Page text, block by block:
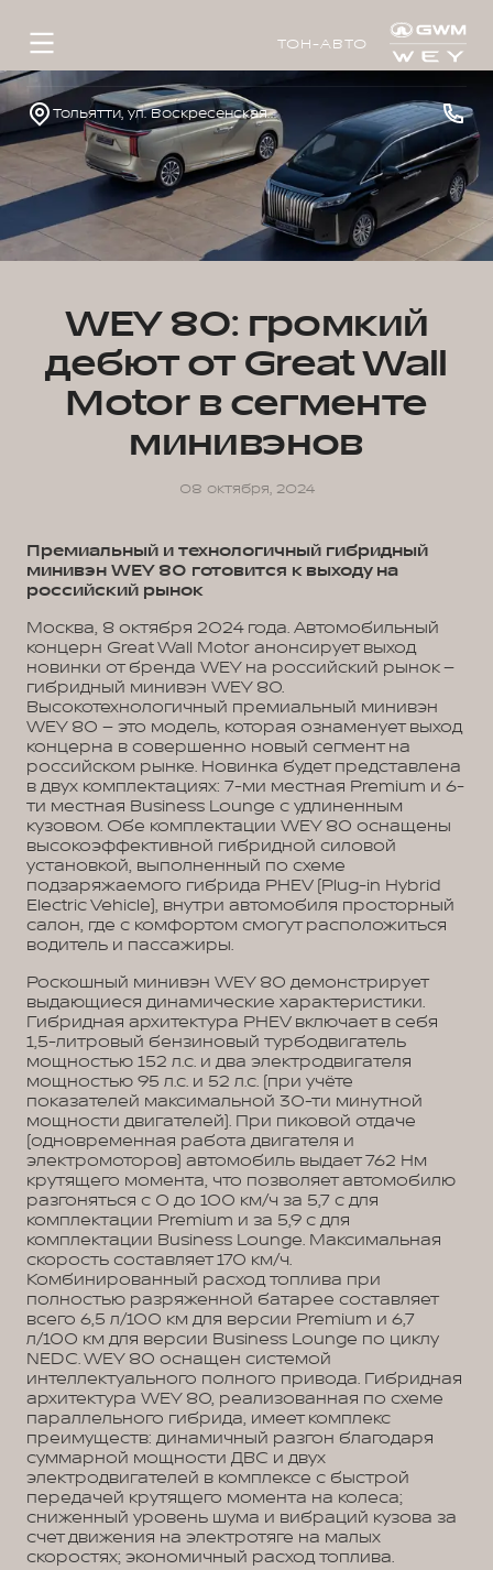
ТОН-АВТО
Тольятти, ул. Воскресенская, д. 16, стр. 1
WEY 80: громкий
дебют от Great Wall
Motor в сегменте
минивэнов
08 октября, 2024
Премиальный и технологичный гибридный
минивэн WEY 80 готовится к выходу на
российский рынок
Москва, 8 октября 2024 года. Автомобильный
концерн Great Wall Motor анонсирует выход
новинки от бренда WEY на российский рынок –
гибридный минивэн WEY 80.
Высокотехнологичный премиальный минивэн
WEY 80 – это модель, которая ознаменует выход
концерна в совершенно новый сегмент на
российском рынке. Новинка будет представлена
в двух комплектациях: 7-ми местная Premium и 6-
ти местная Business Lounge с удлиненным
кузовом. Обе комплектации WEY 80 оснащены
высокоэффективной гибридной силовой
установкой, выполненный по схеме
подзаряжаемого гибрида PHEV (Plug-in Hybrid
Electric Vehicle), внутри автомобиля просторный
салон, где с комфортом смогут расположиться
водитель и пассажиры.
Роскошный минивэн WEY 80 демонстрирует
выдающиеся динамические характеристики.
Гибридная архитектура PHEV включает в себя
1,5-литровый бензиновый турбодвигатель
мощностью 152 л.с. и два электродвигателя
мощностью 95 л.с. и 52 л.с. (при учёте
показателей максимальной 30-ти минутной
мощности двигателей). При пиковой отдаче
(одновременная работа двигателя и
электромоторов) автомобиль выдает 762 Нм
крутящего момента, что позволяет автомобилю
разгоняться с 0 до 100 км/ч за 5,7 с для
комплектации Premium и за 5,9 с для
комплектации Business Lounge. Максимальная
скорость составляет 170 км/ч.
Комбинированный расход топлива при
полностью разряженной батарее составляет
всего 6,5 л/100 км для версии Premium и 6,7
л/100 км для версии Business Lounge по циклу
NEDC. WEY 80 оснащен системой
интеллектуального полного привода. Гибридная
архитектура WEY 80, реализованная по схеме
параллельного гибрида, имеет комплекс
преимуществ: динамичный разгон благодаря
суммарной мощности ДВС и двух
электродвигателей в комплексе с быстрой
передачей крутящего момента на колеса;
сниженный уровень шума и вибраций кузова за
счет движения на электротяге на малых
скоростях; экономичный расход топлива.